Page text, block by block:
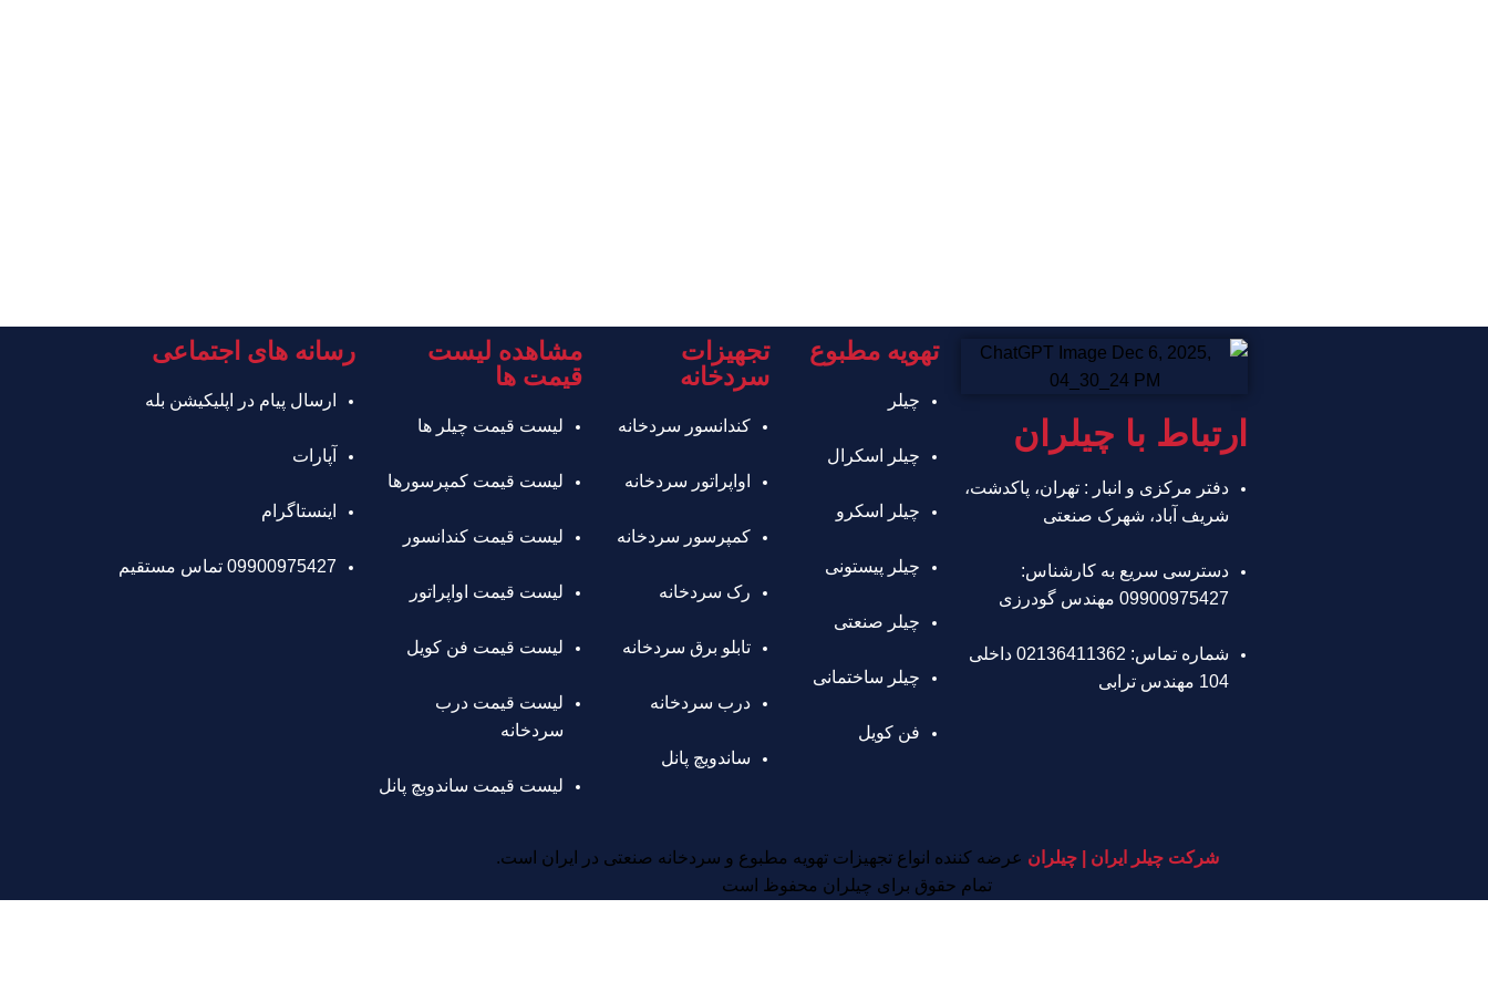
ارتباط با چیلران
دفتر مرکزی و انبار : تهران، پاکدشت،
شریف آباد، شهرک صنعتی
دسترسی سریع به کارشناس:
09900975427 مهندس گودرزی
شماره تماس: 02136411362 داخلی
104 مهندس ترابی
تهویه مطبوع
چیلر
چیلر اسکرال
چیلر اسکرو
چیلر پیستونی
چیلر صنعتی
چیلر ساختمانی
فن کویل
تجهیزات
سردخانه
کندانسور سردخانه
اواپراتور سردخانه
کمپرسور سردخانه
رک سردخانه
تابلو برق سردخانه
درب سردخانه
ساندویچ پانل
مشاهده لیست
قیمت ها
لیست قیمت چیلر ها
لیست قیمت کمپرسورها
لیست قیمت کندانسور
لیست قیمت اواپراتور
لیست قیمت فن کویل
لیست قیمت درب
سردخانه
لیست قیمت ساندویچ پانل
رسانه های اجتماعی
ارسال پیام در اپلیکیشن بله
آپارات
اینستاگرام
09900975427 تماس مستقیم
شرکت چیلر ایران | چیلران عرضه کننده انواع تجهیزات تهویه مطبوع و سردخانه صنعتی در ایران است.
تمام حقوق برای چیلران محفوظ است